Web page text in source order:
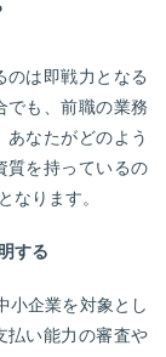
のは即戦力となる
でも、前職の業務
なたがどのよう
質を持っているの
なります。
する
小企業を対象とし
払い能力の審査や